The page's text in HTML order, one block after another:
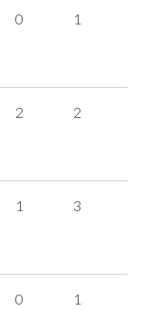
0 1
2 2
1 3
0 1